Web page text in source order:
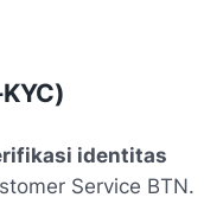
identitas
Service BTN.